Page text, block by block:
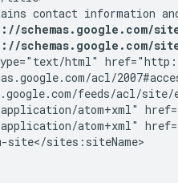
contact information
schemas.google.com/
schemas.google.com/
html"
acl/
feeds/acl/site/
atom+xml"
atom+xml"
site</sites:siteName>